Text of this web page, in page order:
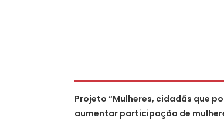
Projeto “Mulheres, cidadãs que
aumentar participação de